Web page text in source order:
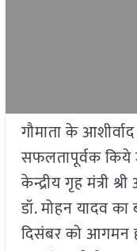
गौमाता के
सफलतापूर्वक किये
केन्द्रीय गृह मंत्री
डॉ. मोहन यादव
दिसंबर को आगमन